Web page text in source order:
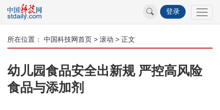
登录
所在位置： 中国科技网首页 > 滚动 > 正文
幼儿园食品安全出新规 严控高风险
食品与添加剂